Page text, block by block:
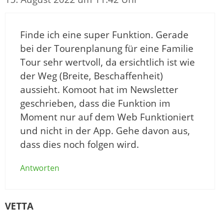
Finde ich eine super Funktion. Gerade
bei der Tourenplanung für eine Familie
Tour sehr wertvoll, da ersichtlich ist wie
der Weg (Breite, Beschaffenheit)
aussieht. Komoot hat im Newsletter
geschrieben, dass die Funktion im
Moment nur auf dem Web Funktioniert
und nicht in der App. Gehe davon aus,
dass dies noch folgen wird.
Antworten
VETTA